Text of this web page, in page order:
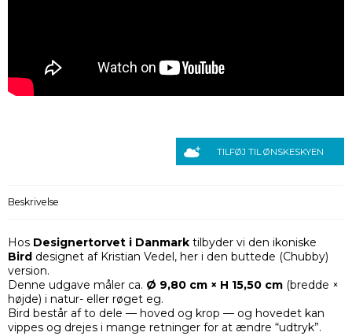
TILFØJ TIL ØNSKESKYEN
Beskrivelse
Hos Designertorvet i Danmark tilbyder vi den ikoniske
Bird designet af Kristian Vedel, her i den buttede (Chubby)
version.
Denne udgave måler ca. Ø 9,80 cm × H 15,50 cm (bredde ×
højde) i natur- eller røget eg.
Bird består af to dele — hoved og krop — og hovedet kan
vippes og drejes i mange retninger for at ændre “udtryk”.